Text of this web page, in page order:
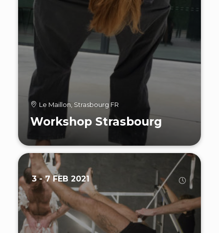
Le Maillon, Strasbourg FR
Workshop Strasbourg
3 - 7 FEB 2021